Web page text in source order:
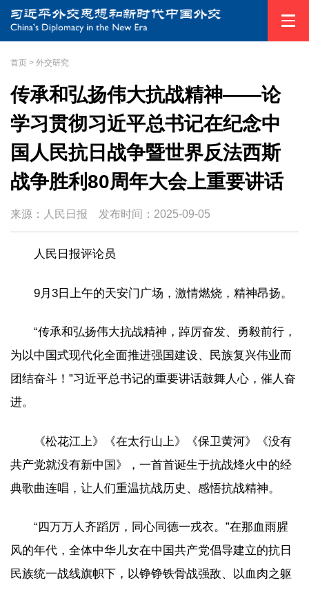
首页 > 外交研究
传承和弘扬伟大抗战精神——论
学习贯彻习近平总书记在纪念中
国人民抗日战争暨世界反法西斯
战争胜利80周年大会上重要讲话
来源：人民日报 发布时间： 2025-09-05
人民日报评论员
9月3日上午的天安门广场，激情燃烧，精神昂扬。
“传承和弘扬伟大抗战精神，踔厉奋发、勇毅前行，
为以中国式现代化全面推进强国建设、民族复兴伟业而
团结奋斗！”习近平总书记的重要讲话鼓舞人心，催人奋
进。
《松花江上》《在太行山上》《保卫黄河》《没有
共产党就没有新中国》，一首首诞生于抗战烽火中的经
典歌曲连唱，让人们重温抗战历史、感悟抗战精神。
“四万万人齐蹈厉，同心同德一戎衣。”在那血雨腥
风的年代，全体中华儿女在中国共产党倡导建立的抗日
民族统一战线旗帜下，以铮铮铁骨战强敌、以血肉之躯